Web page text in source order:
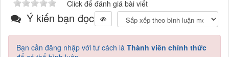
Click để đánh giá bài viết
Ý kiến bạn đọc
Bạn cần đăng nhập với tư cách là Thành viên chính thức